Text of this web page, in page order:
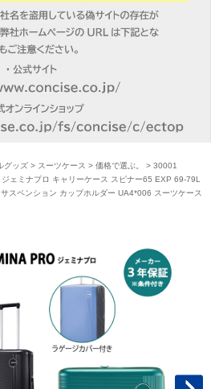
グッズ> スーツケース > 価格で選ぶ。 > 30001
ェミナプロ キャリーケース スピナー65 EXP 69-79L
スペンション カップホルダー UA4*006 スーツケース